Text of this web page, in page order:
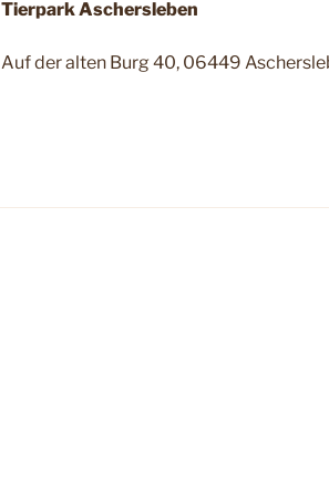
Tierpark Aschersleben
Auf der alten Burg 40, 06449